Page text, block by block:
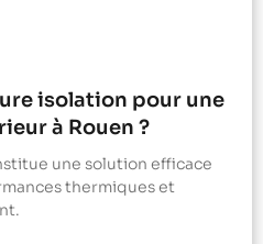
isolation pour une
à Rouen ?
une solution efficace
thermiques et